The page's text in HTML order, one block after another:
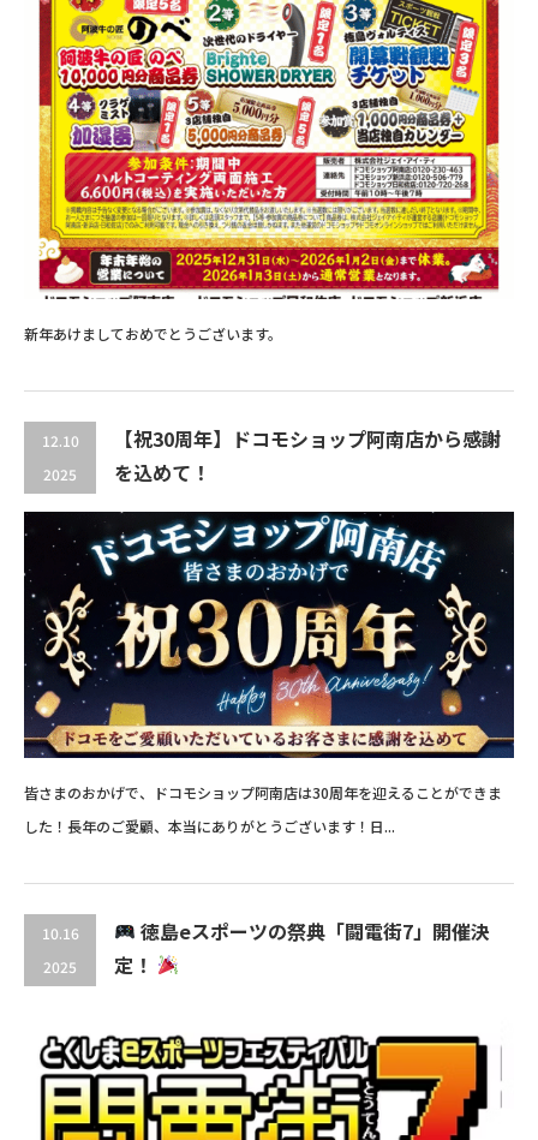
新年あけましておめでとうございます。
12.10
2025
【祝30周年】ドコモショップ阿南店から感謝
を込めて！
皆さまのおかげで、ドコモショップ阿南店は30周年を迎えることができま
した！長年のご愛顧、本当にありがとうございます！日...
10.16
2025
徳島eスポーツの祭典「闘電街7」開催決
定！